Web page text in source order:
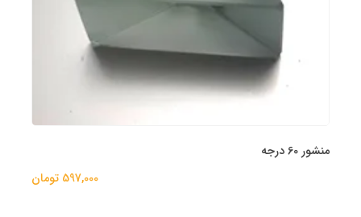
پرگار وایت برد (بسته دو عددی)